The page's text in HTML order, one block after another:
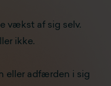
vækst af sig selv.
ikke.
eller adfærden i sig